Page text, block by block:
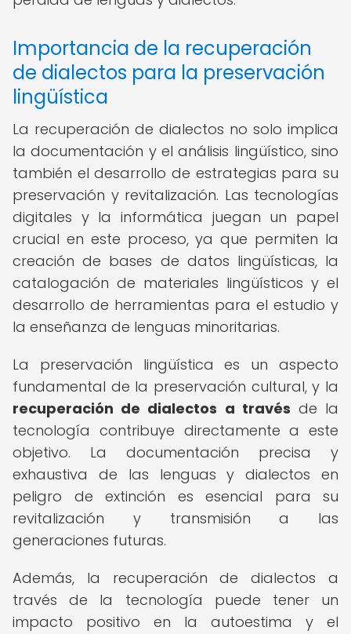
Importancia de la recuperación
de dialectos para la preservación
lingüística
La recuperación de dialectos no solo implica
la documentación y el análisis lingüístico, sino
también el desarrollo de estrategias para su
preservación y revitalización. Las tecnologías
digitales y la informática juegan un papel
crucial en este proceso, ya que permiten la
creación de bases de datos lingüísticas, la
catalogación de materiales lingüísticos y el
desarrollo de herramientas para el estudio y
la enseñanza de lenguas minoritarias.
La preservación lingüística es un aspecto
fundamental de la preservación cultural, y la
recuperación de dialectos a través de la
tecnología contribuye directamente a este
objetivo. La documentación precisa y
exhaustiva de las lenguas y dialectos en
peligro de extinción es esencial para su
revitalización y transmisión a las
generaciones futuras.
Además, la recuperación de dialectos a
través de la tecnología puede tener un
impacto positivo en la autoestima y el